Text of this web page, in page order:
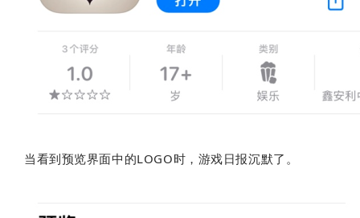
当看到预览界面中的LOGO时，游戏日报沉默了。